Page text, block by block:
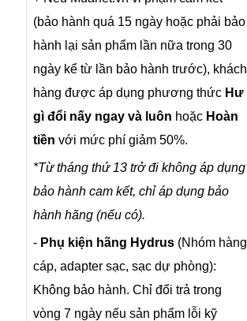
(bảo hành quá 15 ngày hoặc phải bảo
hành lại sản phẩm lần nữa trong 30
ngày kể từ lần bảo hành trước), khách
hàng được áp dụng phương thức Hư
gì đổi nấy ngay và luôn hoặc Hoàn
tiền với mức phí giảm 50%.
*Từ tháng thứ 13 trở đi không áp dụng
bảo hành cam kết, chỉ áp dụng bảo
hành hãng (nếu có).
- Phụ kiện hãng Hydrus(Nhóm hàng
cáp, adapter sạc, sạc dự phòng):
Không bảo hành. Chỉ đổi trả trong
vòng 7 ngày nếu sản phẩm lỗi kỹ